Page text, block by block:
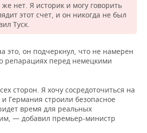
нет. Я историк и могу говорить
этот счет, и он никогда не был
Туск.
это, он подчеркнул, что не намерен
репарациях перед немецкими
сторон. Я хочу сосредоточиться на
Германия строили безопасное
время для реальных
— добавил премьер-министр